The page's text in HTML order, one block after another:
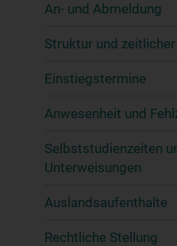
An- und Abmeldung
Struktur und
Einstiegstermine
Anwesenheit und
Selbststudienzeiten
Unterweisungen
Auslandsaufenthalte
Rechtliche Stellung